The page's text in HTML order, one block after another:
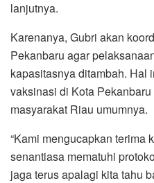
lanjutnya.
Karenanya, Gubri akan
Pekanbaru agar
kapasitasnya ditambah. Hal
vaksinasi di Kota
masyarakat Riau umumnya.
“Kami mengucapkan terima
senantiasa mematuhi
jaga terus apalagi kita tahu